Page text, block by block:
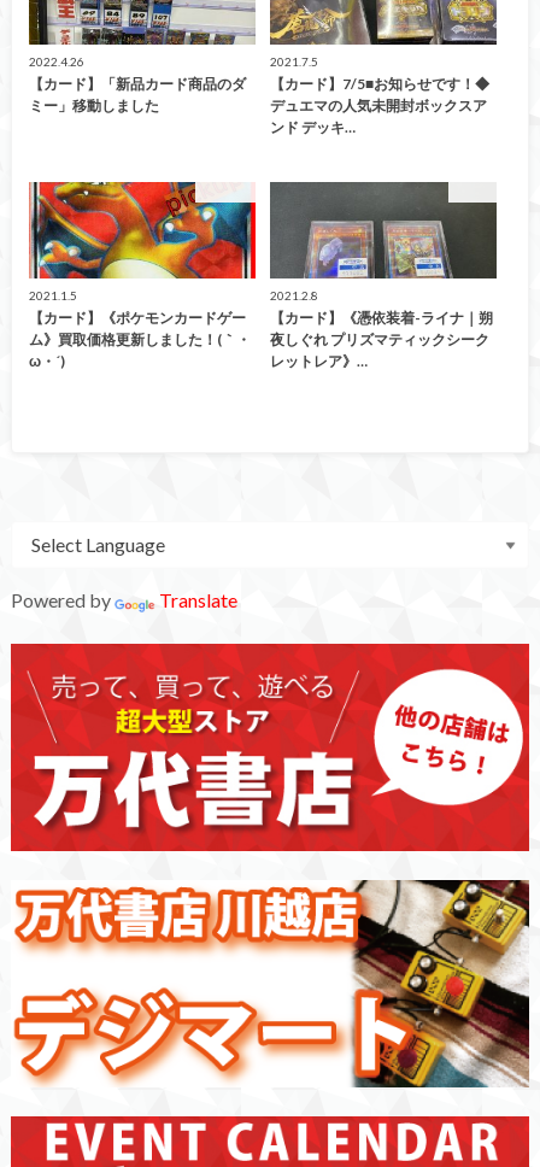
2022.4.26
【カード】「新品カード商品のダ
ミー」移動しました
2021.7.5
【カード】7/5■お知らせです！◆
デュエマの人気未開封ボックスア
ンド デッキ…
2021.1.5
【カード】《ポケモンカードゲー
ム》買取価格更新しました！(｀・
ω・´)ゞ
2021.2.8
【カード】《憑依装着-ライナ｜朔
夜しぐれ プリズマティックシーク
レットレア》…
Powered by Translate